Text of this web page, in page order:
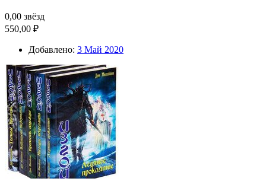
0,00 звёзд
550,00 ₽
Добавлено: 3 Май 2020